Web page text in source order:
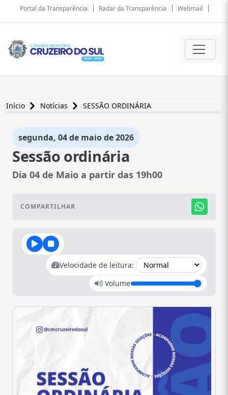
Portal da Transparência Radar da Transparência Webmail
Início Notícias SESSÃO ORDINÁRIA
segunda, 04 de maio de 2026
Sessão ordinária
Dia 04 de Maio a partir das 19h00
COMPARTILHAR
Velocidade de leitura:
Volume